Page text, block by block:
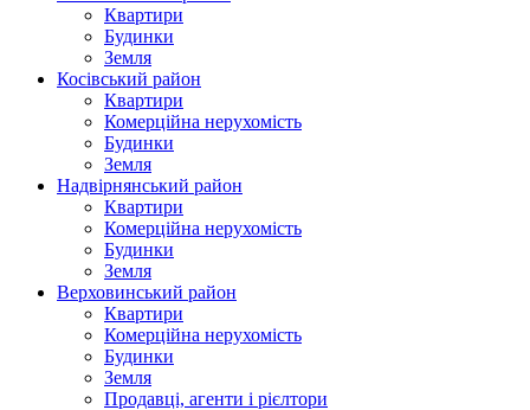
Квартири
Будинки
Земля
Косівський район
Квартири
Комерційна нерухомість
Будинки
Земля
Надвірнянський район
Квартири
Комерційна нерухомість
Будинки
Земля
Верховинський район
Квартири
Комерційна нерухомість
Будинки
Земля
Продавці, агенти і рієлтори